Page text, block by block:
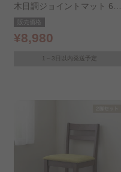
木目調ジョイントマット 60×
60cm×厚さ1cm 同色8セット
(32枚) MKJTM-601 ブラウン
販売価格
¥8,980
1～3日以内発送予定